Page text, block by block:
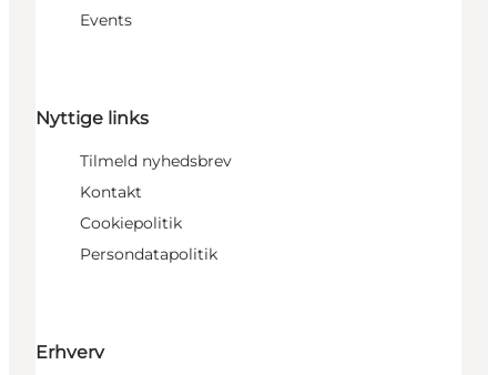
Events
Nyttige links
Tilmeld nyhedsbrev
Kontakt
Cookiepolitik
Persondatapolitik
Erhverv